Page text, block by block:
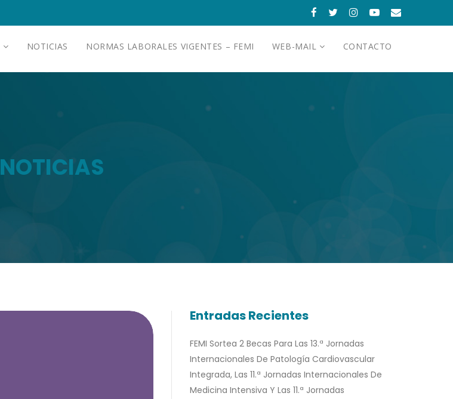
NOTICIAS NORMAS LABORALES VIGENTES – FEMI WEB-MAIL CONTACTO
NOTICIAS
Entradas Recientes
FEMI Sortea 2 Becas Para Las 13.ª Jornadas
Internacionales De Patología Cardiovascular
Integrada, Las 11.ª Jornadas Internacionales De
Medicina Intensiva Y Las 11.ª Jornadas